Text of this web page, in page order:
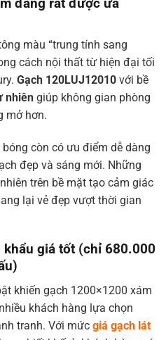
đang rất được ưa
màu “trung tính sang
cách nội thất từ hiện đại tối
Gạch 120LUJ12010 với bề
nhiên giúp không gian phòng
mở hơn.
còn có ưu điểm dễ dàng
đẹp và sáng mới. Những
trên bề mặt tạo cảm giác
lại vẻ đẹp vượt thời gian
khẩu giá tốt (chỉ 680.000
khiến gạch 1200×1200 xám
khách hàng lựa chọn
tranh. Với mức giá gạch lát